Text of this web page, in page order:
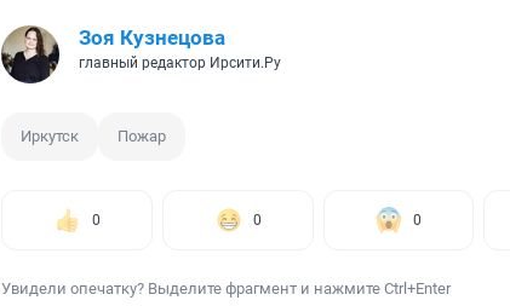
Зоя Кузнецова
главный редактор Ирсити.Ру
Иркутск Пожар
0 0 0
Увидели опечатку? Выделите фрагмент и нажмите Ctrl+Enter